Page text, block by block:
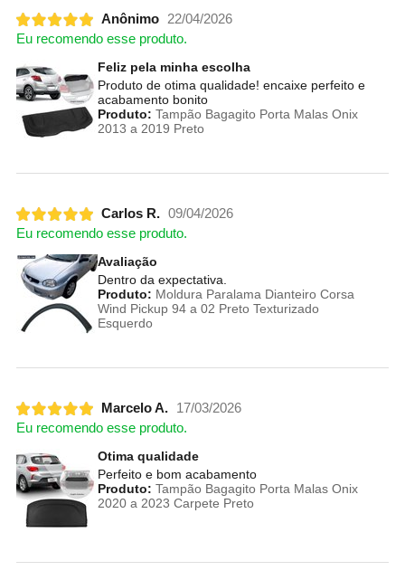
Anônimo 22/04/2026
Eu recomendo esse produto.
Feliz pela minha escolha
Produto de otima qualidade! encaixe perfeito e
acabamento bonito
Produto: Tampão Bagagito Porta Malas Onix
2013 a 2019 Preto
Carlos R. 09/04/2026
Eu recomendo esse produto.
Avaliação
Dentro da expectativa.
Produto: Moldura Paralama Dianteiro Corsa
Wind Pickup 94 a 02 Preto Texturizado
Esquerdo
Marcelo A.
17/03/2026
Eu recomendo esse produto.
Otima qualidade
Perfeito e bom acabamento
Produto: Tampão Bagagito Porta Malas Onix
2020 a 2023 Carpete Preto